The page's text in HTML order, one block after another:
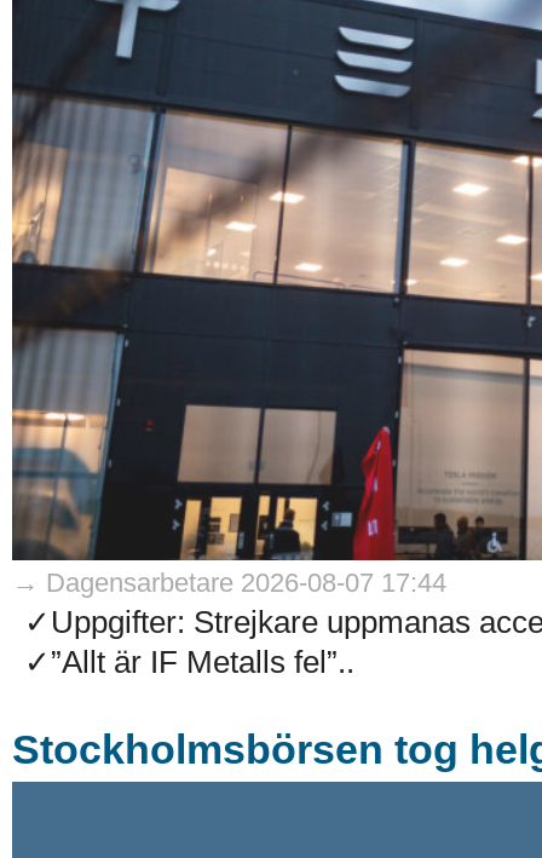
→ Dagensarbetare 2026-08-07 17:44
✓Uppgifter: Strejkare uppmanas
✓”Allt är IF Metalls fel”..
Stockholmsbörsen tog